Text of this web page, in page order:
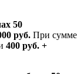
50
руб. При сумме
400 руб. +